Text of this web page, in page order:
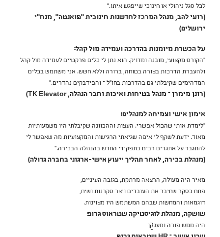
לכל סגל ניהולי או חינוכי שייפגש איתו."
(רועי להב, מנהל המרכז לחדשנות חינוכית "פואנטה", מנח"י
ירושלים)
על הכשרת מיומנות בהדרכה ועמידה מול קהל:
"הקורס מקצועי, מובנה ומדויק. הוא נתן לי כלים פרקטיים לעמידה מול קהל
ולהעברת הדרכות בצורה בטוחה, ברורה וללא חשש. אני משתמש בכלים
המדהימים שקיבלתי גם בהדרכות בחו"ל – והפידבקים נהדרים."
(רונן מימרן – מנהל בטיחות ואיכות וחבר הנהלה, TK Elevator)
אימון אישי וצמיחה למנהלים:
"לימדת אותי שהכול אפשרי. העצות וההכוונה שקיבלתי היו משמעותיות
מאוד. ידעת לשקף לי איפה שגיאתי הרגישות והמקצועיות מה שאפשר לי
להתגבר על אתגרים רבים בתפקידי החדש בהנהלה הבכירה."
(מנהלת בכירה, לאחר תהליך ייעוץ אישי-ארגוני בחברה גדולה)
מאיר היה מעולה, הרצאה מרתקת, בגובה העיניים,
פתח בסקר שחיבר את העובדים ויצר סקרנות ושיח,
דוגמאות והמחשות שבהם המשתמש היו מצוינות.
שושקה, מנהלת לוגיסטיקה שטראוס גרופ
היה ממש פורה ומענײַן